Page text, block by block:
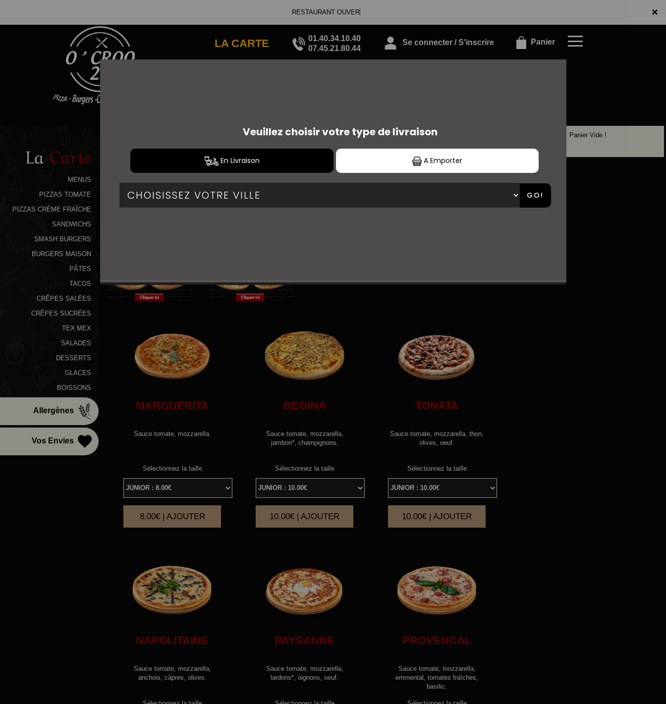
×
LA CARTE
01.40.34.10.40
07.45.21.80.44
Se connecter / S'inscrire Panier
x
La Carte
MENUS
PIZZAS TOMATE
PIZZAS CRÈME FRAÎCHE
SANDWICHS
SMASH BURGERS
BURGERS MAISON
PÂTES
TACOS
CRÊPES SALÉES
CRÊPES SUCRÉES
TEX MEX
SALADES
DESSERTS
GLACES
BOISSONS
Allergènes
Vos Envies
PIZZAS TOMATE
JAMBON* = JAMBON DE DINDE
MERGUEZ* = VIANDE DE BŒUF
MARGUERITA
Sauce tomate, mozzarella.
Sélectionnez la taille
|
8.00€ | AJOUTER
REGINA
Sauce tomate, mozzarella,
jambon*, champignons.
Sélectionnez la taille
|
10.00€ | AJOUTER
TONATA
Sauce tomate, mozzarella, thon,
olives, oeuf.
Sélectionnez la taille
|
10.00€ | AJOUTER
NAPOLITAINE
Sauce tomate, mozzarella,
anchois, câpres, olives.
PAYSANNE
Sauce tomate, mozzarella,
lardons*, oignons, oeuf.
PROVENCAL
Sauce tomate, mozzarella,
emmental, tomates fraîches,
basilic.
Panier Vide !